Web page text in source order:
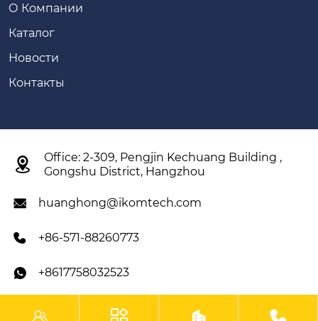
О Компании
Каталог
Новости
Контакты

Office: 2-309, Pengjin Kechuang Building ,
Gongshu District, Hangzhou
 huanghong@ikomtech.com
 +86-571-88260773
 +8617758032523
   